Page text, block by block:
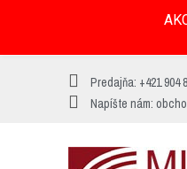
Predajňa: +421 904
Napíšte nám: